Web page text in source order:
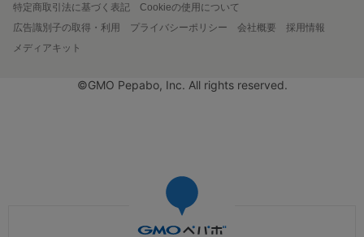
特定商取引法に基づく表記
Cookieの使用について
広告識別子の取得・利用
プライバシーポリシー 会社概要
採用情報
メディアキット
©GMO Pepabo, Inc. All rights reserved.